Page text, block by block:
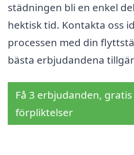
städningen bli en enkel
hektisk tid. Kontakta oss
processen med din
bästa erbjudandena
Få 3 erbjudanden,
förpliktelser